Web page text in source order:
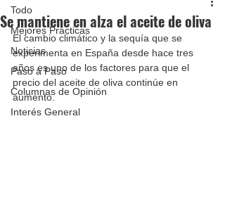
Todo
Mejores Prácticas
Noticias
Paso a Paso
Columnas de Opinión
Interés General
Se mantiene en alza el aceite de oliva
El cambio climático y la sequía que se
experimenta en España desde hace tres
años es uno de los factores para que el
precio del aceite de oliva continúe en
aumento.